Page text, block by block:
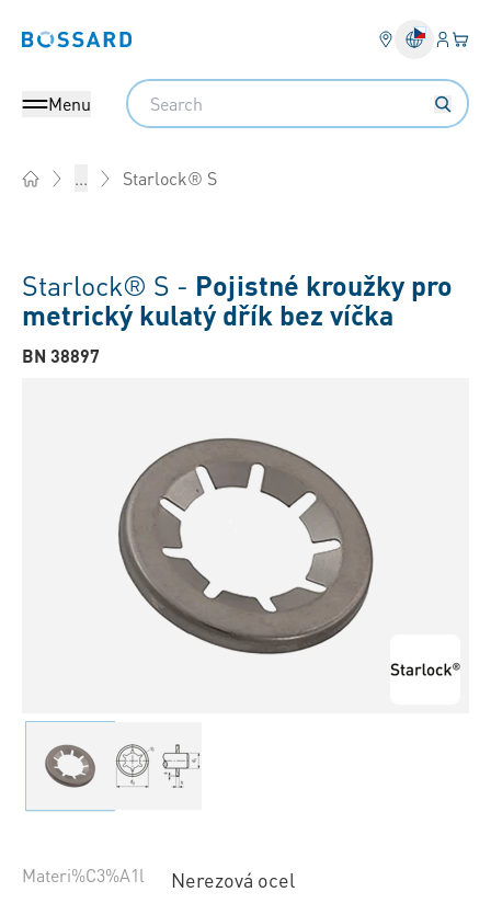
Bossard homepage Váš
Menu
Search
... Starlock® S
Starlock® S - Pojistné kroužky pro
metrický kulatý dřík bez víčka
BN 38897
Materi%C3%A1l Nerezová ocel